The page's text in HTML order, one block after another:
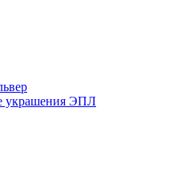
украшения ЭПЛ